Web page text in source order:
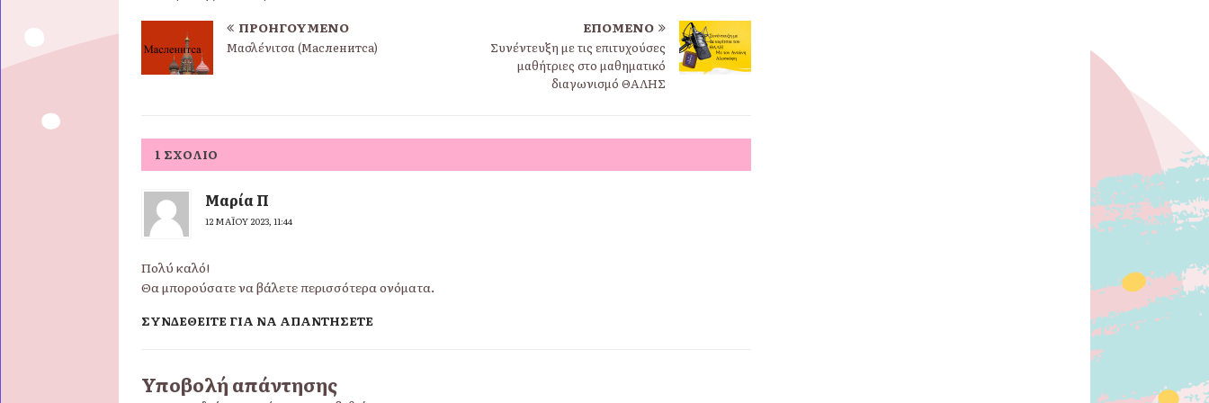
ΠΡΟΗΓΟΎΜΕΝΟ
Μασλένιτσα (Масленитса)
ΕΠΌΜΕΝΟ
Συνέντευξη με τις επιτυχούσες
μαθήτριες στο μαθηματικό
διαγωνισμό ΘΑΛΗΣ
1 ΣΧΌΛΙΟ
Μαρία Π
12 ΜΑΪ́ΟΥ 2023, 11:44
Πολύ καλό!
Θα μπορούσατε να βάλετε περισσότερα ονόματα.
ΣΥΝΔΕΘΕΊΤΕ ΓΙΑ ΝΑ ΑΠΑΝΤΉΣΕΤΕ
Υποβολή απάντησης